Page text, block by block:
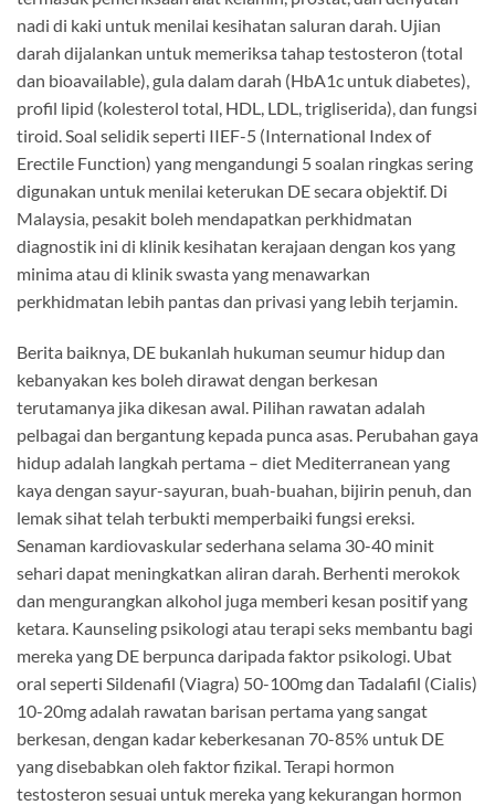
nadi di kaki untuk menilai kesihatan saluran darah. Ujian
darah dijalankan untuk memeriksa tahap testosteron (total
dan bioavailable), gula dalam darah (HbA1c untuk diabetes),
profil lipid (kolesterol total, HDL, LDL, trigliserida), dan fungsi
tiroid. Soal selidik seperti IIEF-5 (International Index of
Erectile Function) yang mengandungi 5 soalan ringkas sering
digunakan untuk menilai keterukan DE secara objektif. Di
Malaysia, pesakit boleh mendapatkan perkhidmatan
diagnostik ini di klinik kesihatan kerajaan dengan kos yang
minima atau di klinik swasta yang menawarkan
perkhidmatan lebih pantas dan privasi yang lebih terjamin.
Berita baiknya, DE bukanlah hukuman seumur hidup dan
kebanyakan kes boleh dirawat dengan berkesan
terutamanya jika dikesan awal. Pilihan rawatan adalah
pelbagai dan bergantung kepada punca asas. Perubahan gaya
hidup adalah langkah pertama – diet Mediterranean yang
kaya dengan sayur-sayuran, buah-buahan, bijirin penuh, dan
lemak sihat telah terbukti memperbaiki fungsi ereksi.
Senaman kardiovaskular sederhana selama 30-40 minit
sehari dapat meningkatkan aliran darah. Berhenti merokok
dan mengurangkan alkohol juga memberi kesan positif yang
ketara. Kaunseling psikologi atau terapi seks membantu bagi
mereka yang DE berpunca daripada faktor psikologi. Ubat
oral seperti Sildenafil (Viagra) 50-100mg dan Tadalafil (Cialis)
10-20mg adalah rawatan barisan pertama yang sangat
berkesan, dengan kadar keberkesanan 70-85% untuk DE
yang disebabkan oleh faktor fizikal. Terapi hormon
testosteron sesuai untuk mereka yang kekurangan hormon